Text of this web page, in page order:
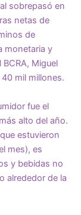
sobrepasó en
netas de
de
monetaria y
Miguel
mil millones.
fue el
alto del año.
estuvieron
mes), es
y bebidas no
alrededor de la